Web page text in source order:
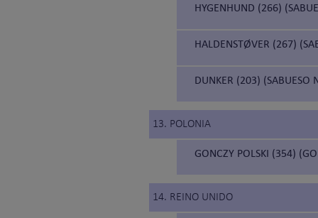
HYGENHUND (266)
HALDENSTØVER (267)
DUNKER (203) (SABUESO
13. POLONIA
GONCZY POLSKI (354)
14. REINO UNIDO